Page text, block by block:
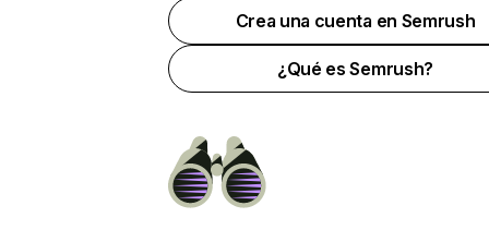
Crea una cuenta en Semrush
¿Qué es Semrush?